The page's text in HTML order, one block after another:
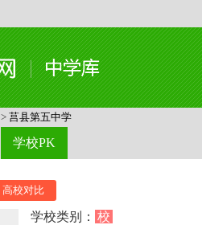
> 莒县第五中学
学校PK
高校对比
学校类别： 校